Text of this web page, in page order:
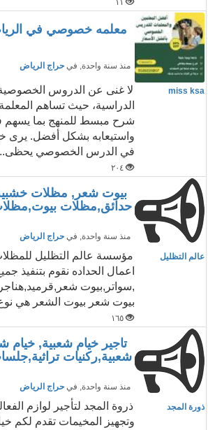
١١
معلمه خصوصي في الرياض
منذ سنة واحدة, في حراج الرياض
miss ksa
لا غنى عن الدروس
الدراسية، حيث تساهم
شرح مبسط للمنهج بما يسهم
واستيعابه بشكل أفضل. يرى
في الدرس الخصوصي
٢٠٤
بيوت شعر, مظلات
حدائق,مظلات
منذ سنة واحدة, في حراج الرياض
عالم التظليل
مؤسسة عالم التظليل
اعمال الحداده نقوم بتنفيذ
,سواتر,بيوت
بيوت شعر بيوت الشعر هي
١٦٥
تاجير خيام شعبية, خيام
شعبية,ركنيات
منذ سنة واحدة, في حراج الرياض
ذورة المجد
ذروة المجد لتأجير لوازم
وتجهيز المخيمات تقدم لكم